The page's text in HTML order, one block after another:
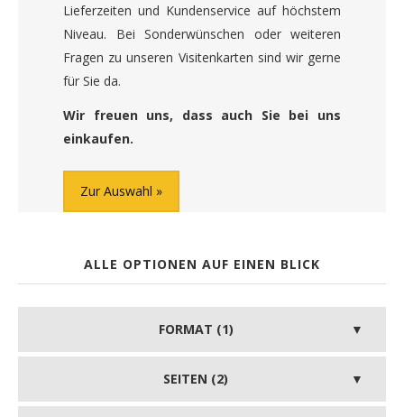
Lieferzeiten und Kundenservice auf höchstem
Niveau. Bei Sonderwünschen oder weiteren
Fragen zu unseren Visitenkarten sind wir gerne
für Sie da.
Wir freuen uns, dass auch Sie bei uns
einkaufen.
Zur Auswahl
ALLE OPTIONEN AUF EINEN BLICK
FORMAT (1)
SEITEN (2)